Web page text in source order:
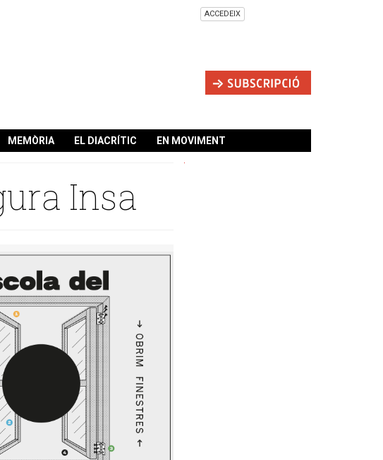
ACCEDEIX
MEMÒRIA EL DIACRÍTIC EN MOVIMENT
Insa